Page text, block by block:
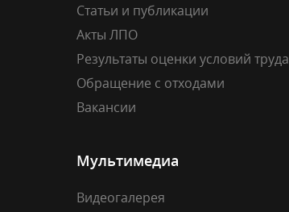
Статьи и публикации
Акты ЛПО
Результаты оценки условий труда
Обращение с отходами
Вакансии
Мультимедиа
Видеогалерея